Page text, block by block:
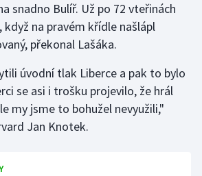
snadno Bulíř. Už po 72 vteřinách
na pravém křídle našlápl
překonal Lašáka.
úvodní tlak Liberce a pak to bylo
se asi i trošku projevilo, že hrál
my jsme to bohužel nevyužili,"
Jan Knotek.